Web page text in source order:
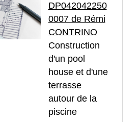
DP042042250
0007 de Rémi
CONTRINO
Construction
d'un pool
house et d'une
terrasse
autour de la
piscine